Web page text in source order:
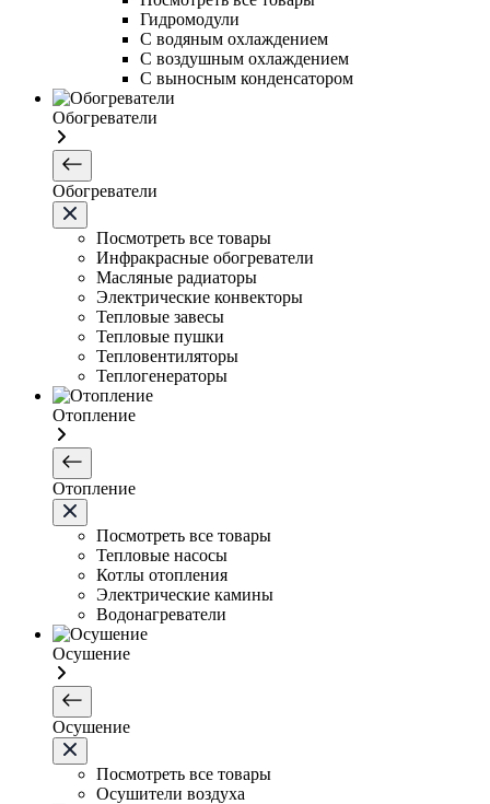
Гидромодули
С водяным охлаждением
С воздушным охлаждением
С выносным конденсатором
Обогреватели
Обогреватели
Посмотреть все товары
Инфракрасные обогреватели
Масляные радиаторы
Электрические конвекторы
Тепловые завесы
Тепловые пушки
Тепловентиляторы
Теплогенераторы
Отопление
Отопление
Посмотреть все товары
Тепловые насосы
Котлы отопления
Электрические камины
Водонагреватели
Осушение
Осушение
Посмотреть все товары
Осушители воздуха